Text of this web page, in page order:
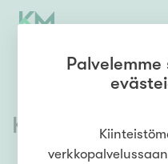
Kålantie 48,